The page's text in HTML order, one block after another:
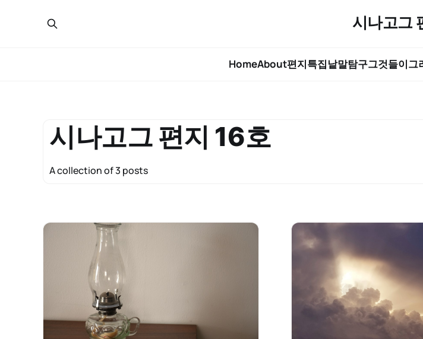
시나고그
HomeAbout편지특집낱말탐구그것들이그
시나고그 편지 16호
A collection of 3 posts